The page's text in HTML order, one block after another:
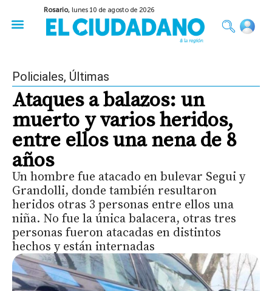
Rosario,lunes 10 de agosto de 2026
Policiales, Últimas
Ataques a balazos: un
muerto y varios heridos,
entre ellos una nena de 8
años
Un hombre fue atacado en bulevar Segui y
Grandolli, donde también resultaron
heridos otras 3 personas entre ellos una
niña. No fue la única balacera, otras tres
personas fueron atacadas en distintos
hechos y están internadas